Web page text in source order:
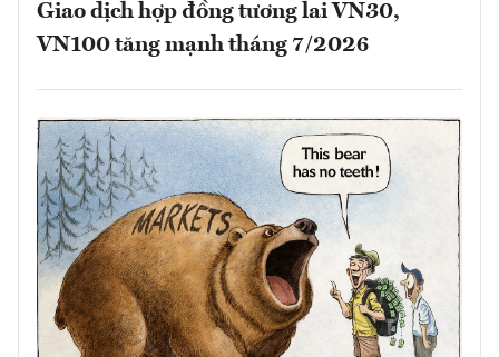
Giao dịch hợp đồng tương lai VN30,
VN100 tăng mạnh tháng 7/2026